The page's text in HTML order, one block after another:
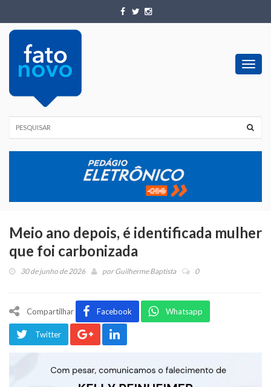
Meio ano depois, é identificada mulher
que foi carbonizada
30 de junho de 2026 porGuilherme Baptista 0
Compartilhar Facebook Whatsapp
Twitter